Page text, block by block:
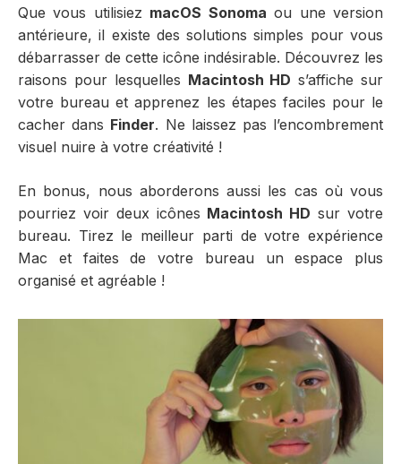
Que vous utilisiez macOS Sonoma ou une version
antérieure, il existe des solutions simples pour vous
débarrasser de cette icône indésirable. Découvrez les
raisons pour lesquelles Macintosh HD s’affiche sur
votre bureau et apprenez les étapes faciles pour le
cacher dans Finder. Ne laissez pas l’encombrement
visuel nuire à votre créativité !
En bonus, nous aborderons aussi les cas où vous
pourriez voir deux icônes Macintosh HD sur votre
bureau. Tirez le meilleur parti de votre expérience
Mac et faites de votre bureau un espace plus
organisé et agréable !